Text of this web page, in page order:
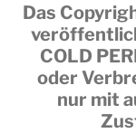
Das
COLD
oder
nur mit